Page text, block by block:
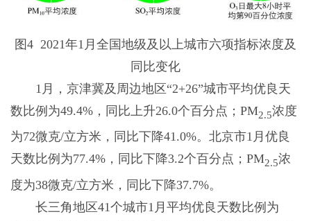
图4 2021年1月全国地级及以上城市六项指标浓度及
同比变化
1月，京津冀及周边地区“2+26”城市平均优良天
数比例为49.4%，同比上升26.0个百分点；PM2.5浓度
为72微克/立方米，同比下降41.0%。北京市1月优良
天数比例为77.4%，同比下降3.2个百分点；PM2.5浓
度为38微克/立方米，同比下降37.7%。
长三角地区41个城市1月平均优良天数比例为